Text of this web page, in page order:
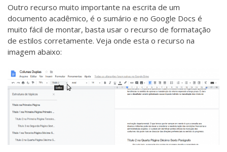
Outro recurso muito importante na escrita de um
documento acadêmico, é o sumário e no Google Docs é
muito fácil de montar, basta usar o recurso de formatação
de estilos corretamente. Veja onde esta o recurso na
imagem abaixo: